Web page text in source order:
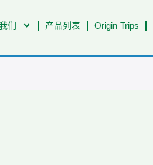
们 产品列表 Origin Trips